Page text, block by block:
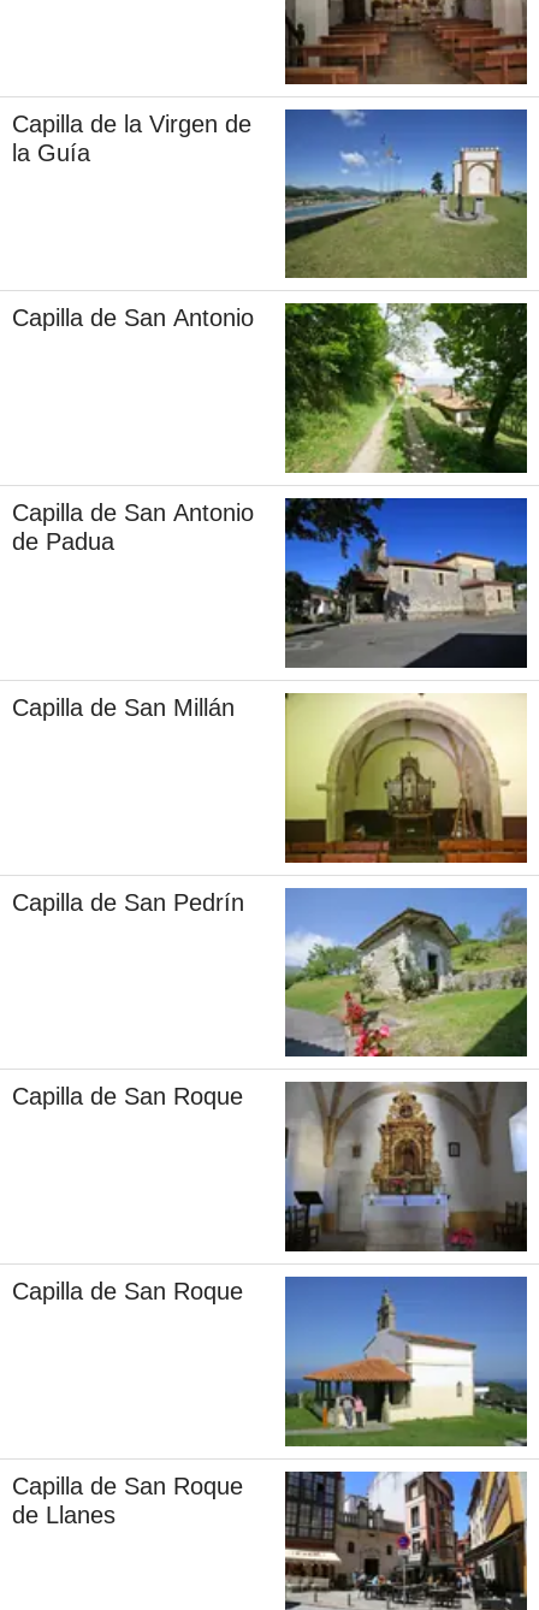
Capilla de la Virgen de
la Guía
Capilla de San Antonio
Capilla de San Antonio
de Padua
Capilla de San Millán
Capilla de San Pedrín
Capilla de San Roque
Capilla de San Roque
Capilla de San Roque
de Llanes